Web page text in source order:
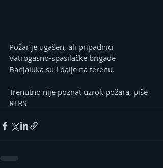
Požar je ugašen, ali pripadnici
Vatrogasno-spasilačke brigade
Banjaluka su i dalje na terenu.
Trenutno nije poznat uzrok požara, piše
RTRS